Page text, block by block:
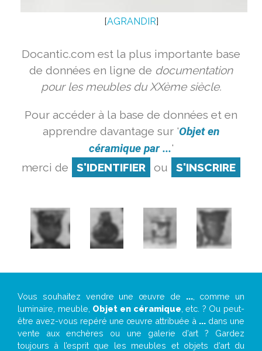
[AGRANDIR]
Docantic.com est la plus importante base
de données en ligne de documentation
pour les meubles du XXème siècle.
Pour accéder à la base de données et en
apprendre davantage sur 'Objet en
céramique par ...'
merci de
S'IDENTIFIER ou S'INSCRIRE
Vous souhaitez vendre une œuvre de ..., comme un
luminaire, meuble, Objet en céramique , etc. ? Ou peut-
être avez-vous repéré une œuvre attribuée à ... dans une
vente aux enchères ou une galerie d’art ? Gardez
toujours à l’esprit que les meubles et objets d’art du